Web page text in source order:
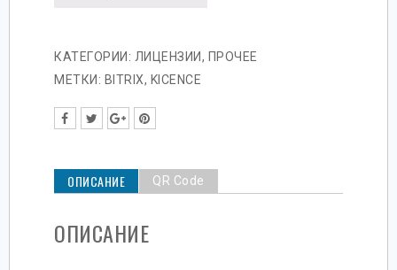
КАТЕГОРИИ: ЛИЦЕНЗИИ, ПРОЧЕЕ
МЕТКИ: BITRIX, KICENCE
ОПИСАНИЕ QR Code
ОПИСАНИЕ